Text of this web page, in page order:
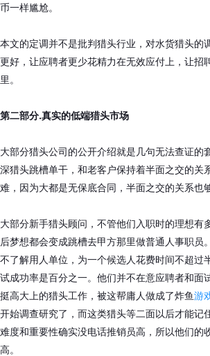
币一样尴尬。
本文的定调并不是批判猎头行业，对水货猎头的
更好，让应聘者更少花精力在无效应付上，让招
里。
第二部分.真实的低端猎头市场
大部分猎头公司的公开介绍就是几句无法查证的
深猎头跳槽单干，和老客户保持着半面之交的关
难，因为大都是无保底合同，半面之交的关系也
大部分新手猎头顾问，不管他们入职时的理想有
后梦想都会变成跳槽去甲方那里做普通人事职员
不了解用人单位，为一个候选人花费时间不超过
试成功率是百分之一。他们并不在意应聘者和面
挺高大上的猎头工作，被这帮庸人做成了炸鱼游
开始调查研究了，而这类猎头等二面以后才能记
难度和重要性确实没电话推销员高，所以他们的
高。